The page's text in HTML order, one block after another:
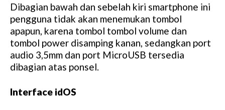
Dibagian bawah dan sebelah kiri smartphone ini
pengguna tidak akan menemukan tombol
apapun, karena tombol tombol volume dan
tombol power disamping kanan, sedangkan port
audio 3,5mm dan port MicroUSB tersedia
dibagian atas ponsel.
Interface idOS